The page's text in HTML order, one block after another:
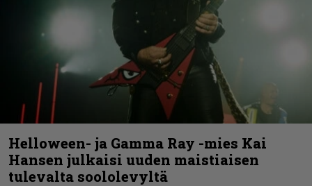
Helloween- ja Gamma Ray -mies Kai
Hansen julkaisi uuden maistiaisen
tulevalta soololevyltä